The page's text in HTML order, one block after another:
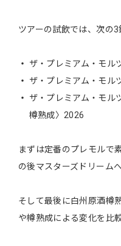
ツアーの試飲では、次の3
ザ・プレミアム・モル
ザ・プレミアム・モル
ザ・プレミアム・モル
樽熟成〉2026
まずは定番のプレモルで
の後マスターズドリームへ
そして最後に白州原酒樽
や樽熟成による変化を比